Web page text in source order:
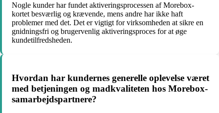
Nogle kunder har fundet aktiveringsprocessen af Morebox-
kortet besværlig og krævende, mens andre har ikke haft
problemer med det. Det er vigtigt for virksomheden at sikre en
gnidningsfri og brugervenlig aktiveringsproces for at øge
kundetilfredsheden.
Hvordan har kundernes generelle oplevelse været
med betjeningen og madkvaliteten hos Morebox-
samarbejdspartnere?